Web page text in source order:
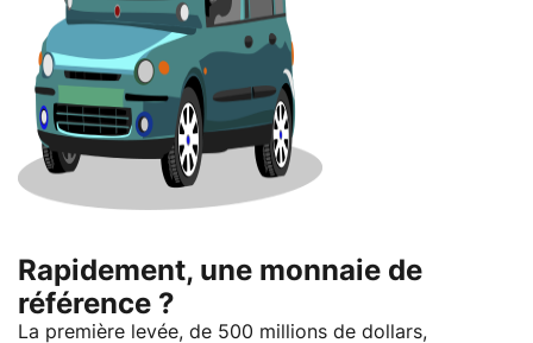
Rapidement, une monnaie de
référence ?
La première levée, de 500 millions de dollars,